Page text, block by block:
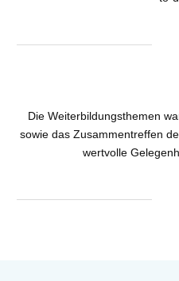
Die Weiterbildungsthemen
sowie das Zusammentreffen
wertvolle